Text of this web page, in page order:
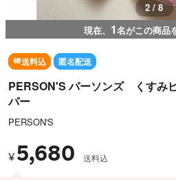
3 / 8
現在、 1名がこの商品
送料込 匿名配送
PERSON'S パーソンズ くす
パー
PERSON'S
¥ 5,680 送料込